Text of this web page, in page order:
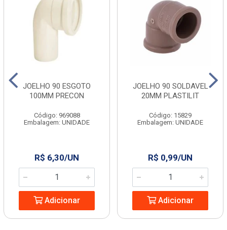
JOELHO 90 ESGOTO
100MM PRECON
Código: 969088
Embalagem: UNIDADE
R$ 6,30/UN
Adicionar
JOELHO 90 SOLDAVEL
20MM PLASTILIT
Código: 15829
Embalagem: UNIDADE
R$ 0,99/UN
Adicionar